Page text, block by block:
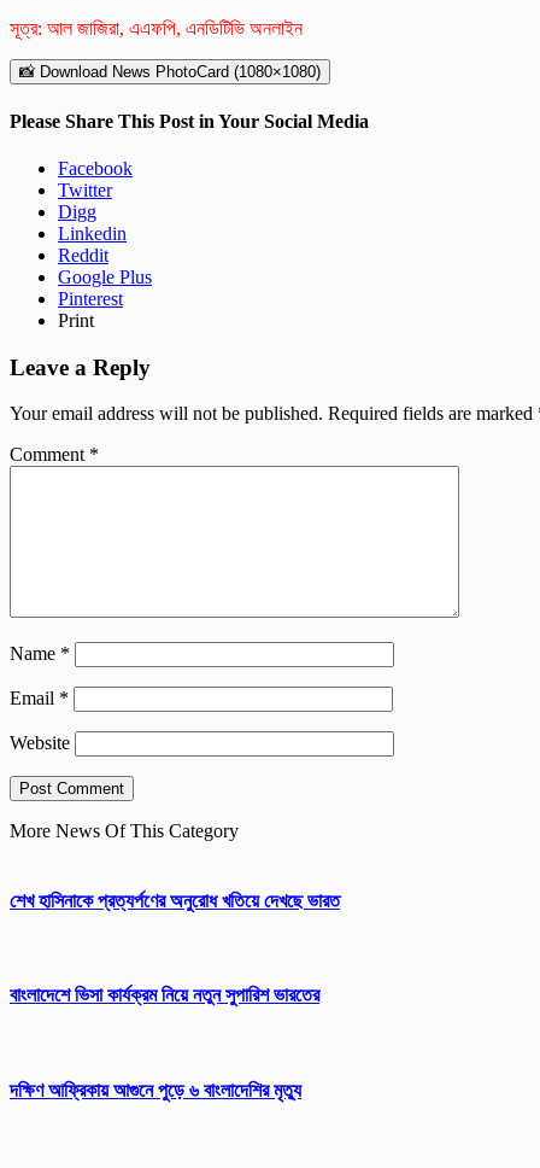
সূত্র: আল জাজিরা, এএফপি, এনডিটিভি অনলাইন
📸 Download News PhotoCard (1080×1080)
Please Share This Post in Your Social Media
Facebook
Twitter
Digg
Linkedin
Reddit
Google Plus
Pinterest
Print
Leave a Reply
Your email address will not be published. Required fields are marked
Comment *
Name *
Email *
Website
More News Of This Category
শেখ হাসিনাকে প্রত্যর্পণের অনুরোধ খতিয়ে দেখছে ভারত
বাংলাদেশে ভিসা কার্যক্রম নিয়ে নতুন সুপারিশ ভারতের
দক্ষিণ আফ্রিকায় আগুনে পুড়ে ৬ বাংলাদেশির মৃত্যু